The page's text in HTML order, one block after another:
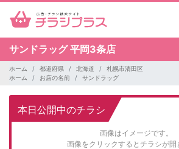
サンドラッグ平岡3条店
ホーム 都道府県 北海道
札幌市清田区
ホーム
お店の名前 サンドラッグ
本日公開中のチラシ
画像はイメージです。
画像をクリックするとチラシが開